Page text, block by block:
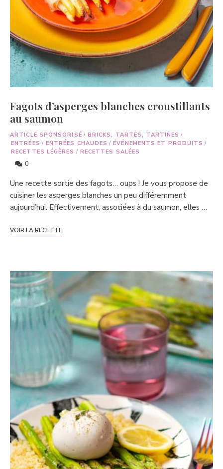
Fagots d’asperges blanches croustillants
au saumon
ARTICLE SPONSORISÉ / BRICKS, TARTES, TARTINES /
ENTRÉES / ENTRÉES CHAUDES / ÉVÉNEMENTS ET PRODUITS /
RECETTES LÉGÈRES / RECETTES SALÉES
0
Une recette sortie des fagots… oups ! Je vous propose de
cuisiner les asperges blanches un peu différemment
aujourd’hui. Effectivement, associées à du saumon, elles …
VOIR LA RECETTE